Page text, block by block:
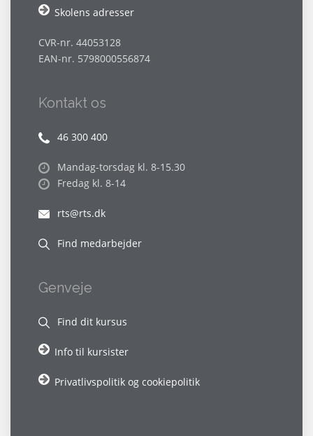
Skolens adresser
CVR-nr. 44053128
EAN-nr. 5798000556874
Kontakt os
46 300 400
Mandag-torsdag kl. 8-15.30
Fredag kl. 8-14
rts@rts.dk
Find medarbejder
Genveje
Find dit kursus
Info til kursister
Privatlivspolitik og cookiepolitik